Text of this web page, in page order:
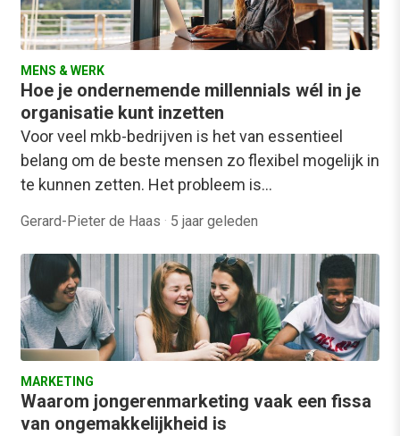
MENS & WERK
Hoe je ondernemende millennials wél in je
organisatie kunt inzetten
Voor veel mkb-bedrijven is het van essentieel
belang om de beste mensen zo flexibel mogelijk in
te kunnen zetten. Het probleem is…
Gerard-Pieter de Haas · 5 jaar geleden
MARKETING
Waarom jongerenmarketing vaak een fissa
van ongemakkelijkheid is